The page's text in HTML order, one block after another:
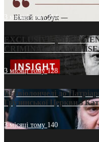
3 місяці тому214
EXCLUSIVE
CRIMINAL
3 місяці тому128
Від віолончелі до
Грузинської Церкви з
3 місяці тому 140